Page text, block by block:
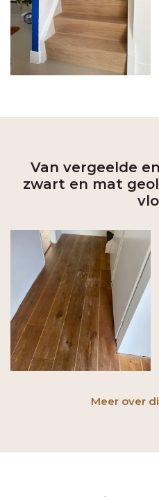
Van vergeelde
zwart en mat
Meer over